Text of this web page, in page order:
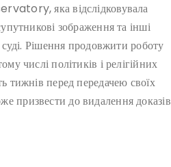
яка відслідковувала
зображення та інші
Рішення продовжити роботу
числі політиків і релігійних
тижнів перед передачею своїх
призвести до видалення доказів